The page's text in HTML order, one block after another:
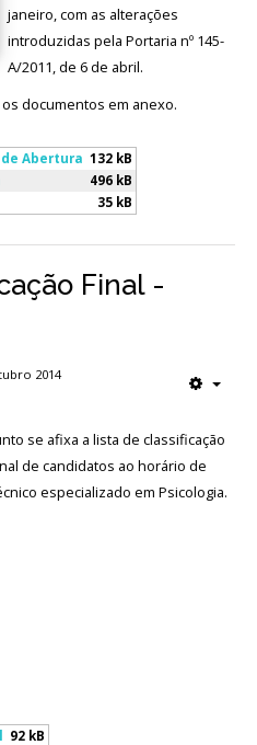
janeiro, com as alterações
introduzidas pela Portaria nº 145-
A/2011, de 6 de abril.
documentos em anexo.
Abertura 132 kB
496 kB
35 kB
Final -
2014
se afixa a lista de classificação
de candidatos ao horário de
especializado em Psicologia.
92 kB